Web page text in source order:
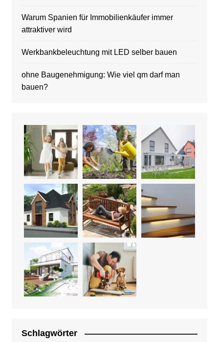
Warum Spanien für Immobilienkäufer immer
attraktiver wird
Werkbankbeleuchtung mit LED selber bauen
ohne Baugenehmigung: Wie viel qm darf man
bauen?
Schlagwörter